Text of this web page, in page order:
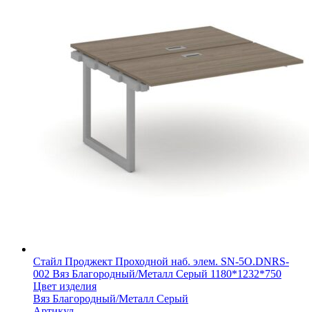
Стайл Проджект Проходной наб. элем. SN-5O.DNRS-
002 Вяз Благородный/Металл Серый 1180*1232*750
Цвет изделия
Вяз Благородный/Металл Серый